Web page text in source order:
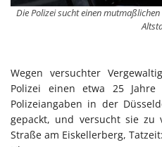
Die Polizei sucht einen
Wegen versuchter
Polizei einen etwa 25
Polizeiangaben in der
gepackt, und versucht sie zu
Straße am Eiskellerberg,